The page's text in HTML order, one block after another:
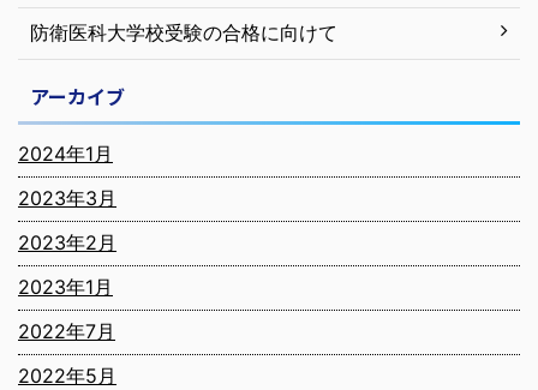
防衛医科大学校受験の合格に向けて
アーカイブ
2024年1月
2023年3月
2023年2月
2023年1月
2022年7月
2022年5月